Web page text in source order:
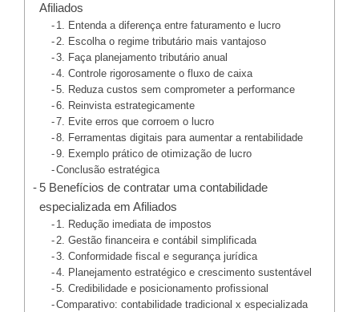
Afiliados
1. Entenda a diferença entre faturamento e lucro
2. Escolha o regime tributário mais vantajoso
3. Faça planejamento tributário anual
4. Controle rigorosamente o fluxo de caixa
5. Reduza custos sem comprometer a performance
6. Reinvista estrategicamente
7. Evite erros que corroem o lucro
8. Ferramentas digitais para aumentar a rentabilidade
9. Exemplo prático de otimização de lucro
Conclusão estratégica
5 Benefícios de contratar uma contabilidade
especializada em Afiliados
1. Redução imediata de impostos
2. Gestão financeira e contábil simplificada
3. Conformidade fiscal e segurança jurídica
4. Planejamento estratégico e crescimento sustentável
5. Credibilidade e posicionamento profissional
Comparativo: contabilidade tradicional x especializada